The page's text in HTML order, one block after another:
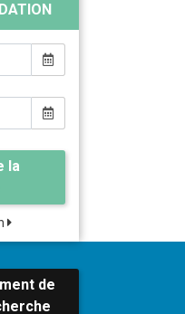
la
de